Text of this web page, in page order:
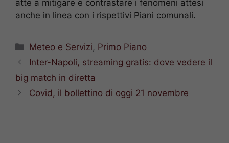
atte a mitigare e contrastare i fenomeni attesi
anche in linea con i rispettivi Piani comunali​.
Categorie
Meteo e Servizi, Primo Piano
Inter-Napoli, streaming gratis: dove vedere il
big match in diretta
Covid, il bollettino di oggi 21 novembre